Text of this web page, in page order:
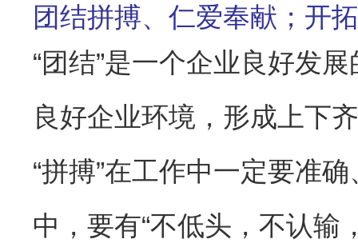
团结拼搏、仁爱奉献；开
“团结”是一个企业良好发
良好企业环境，形成上下
“拼搏”在工作中一定要准
中，要有“不低头，不认输